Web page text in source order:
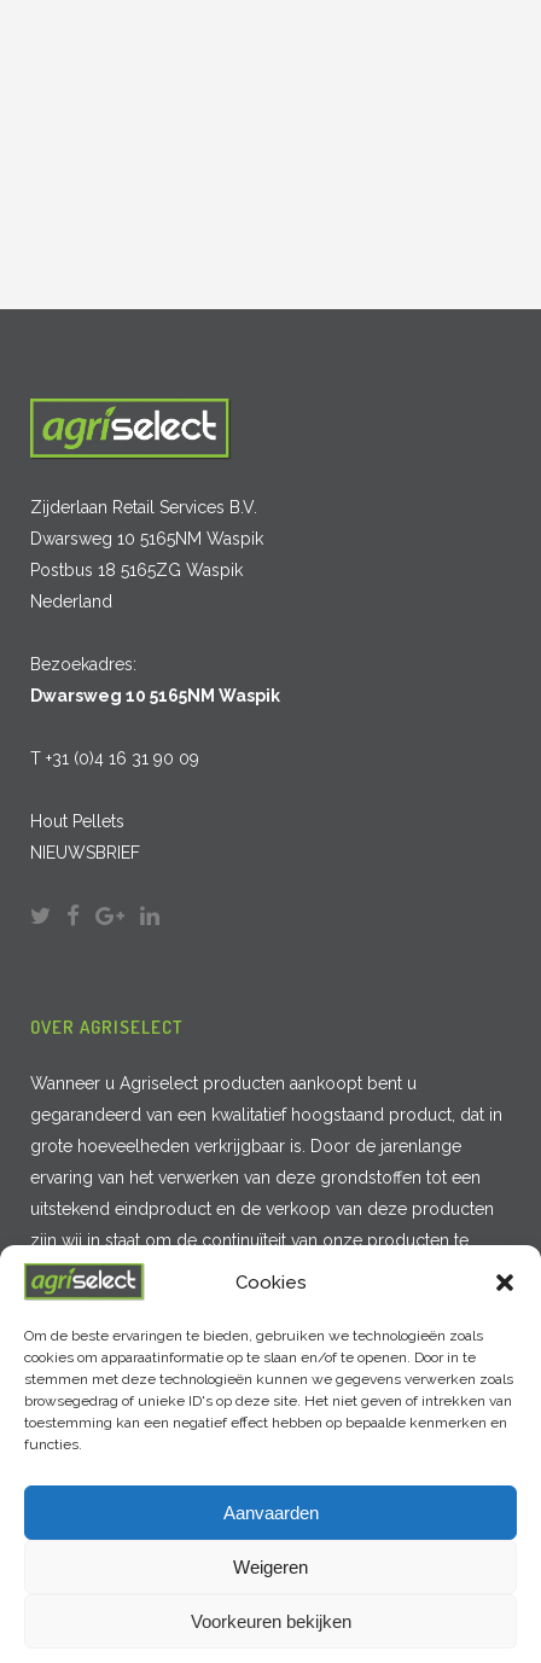
Cookies
Om de beste ervaringen te bieden, gebruiken we technologieën zoals
cookies om apparaatinformatie op te slaan en/of te openen. Door in te
stemmen met deze technologieën kunnen we gegevens verwerken zoals
browsegedrag of unieke ID's op deze site. Het niet geven of intrekken van
toestemming kan een negatief effect hebben op bepaalde kenmerken en
functies.
Aanvaarden
Weigeren
Voorkeuren bekijken
Zijderlaan Retail Services B.V.
Dwarsweg 10 5165NM Waspik
Postbus 18 5165ZG Waspik
Nederland
Bezoekadres:
Dwarsweg 10 5165NM Waspik
T +31 (0)4 16 31 90 09
Hout Pellets
NIEUWSBRIEF
OVER AGRISELECT
Wanneer u Agriselect producten aankoopt bent u
gegarandeerd van een kwalitatief hoogstaand product, dat in
grote hoeveelheden verkrijgbaar is. Door de jarenlange
ervaring van het verwerken van deze grondstoffen tot een
uitstekend eindproduct en de verkoop van deze producten
zijn wij in staat om de continuïteit van onze producten te
garanderen.
MENU
LAATSTE NIEUWS